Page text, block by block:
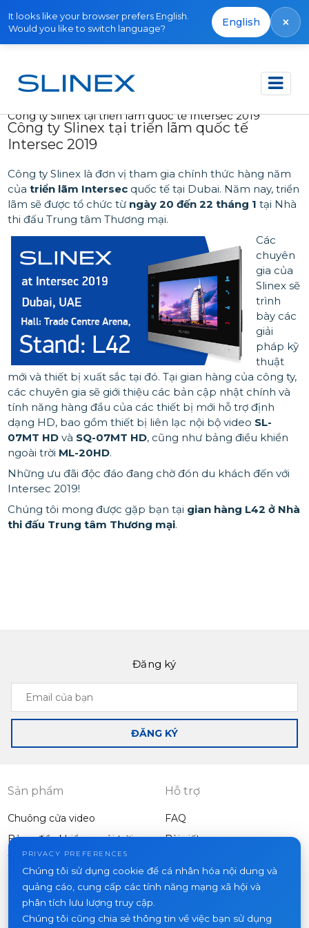
It looks like your browser prefers English.
Would you like to switch language?
English ×
Trang chủ Tin tức
Công ty Slinex tại triển lãm quốc tế Intersec 2019
Công ty Slinex tại triển lãm quốc tế
Intersec 2019
Công ty Slinex là đơn vị tham gia chính thức hàng năm
của triển lãm Intersec quốc tế tại Dubai. Năm nay, triển
lãm sẽ được tổ chức từ ngày 20 đến 22 tháng 1 tại Nhà
thi đấu Trung tâm Thương mại.
Các
chuyên
gia của
Slinex sẽ
trình
bày các
giải
pháp kỹ
thuật
mới và thiết bị xuất sắc tại đó. Tại gian hàng của công ty,
các chuyên gia sẽ giới thiệu các bản cập nhật chính và
tính năng hàng đầu của các thiết bị mới hỗ trợ định
dạng HD, bao gồm thiết bị liên lạc nội bộ video SL-
07MT HD và SQ-07MT HD, cũng như bảng điều khiển
ngoài trời ML-20HD.
Những ưu đãi độc đáo đang chờ đón du khách đến với
Intersec 2019!
Chúng tôi mong được gặp bạn tại gian hàng L42 ở Nhà
thi đấu Trung tâm Thương mại.
Đăng ký
Email
của
bạn
ĐĂNG KÝ
Sản phẩm
Chuông cửa video
Bảng điều khiển ngoài trời
Thiết bị khác
Hỗ trợ
FAQ
Bài viết
Dự án
Tin tức
PRIVACY PREFERENCES
Chúng tôi sử dụng cookie để cá nhân hóa nội dung và
quảng cáo, cung cấp các tính năng mạng xã hội và
phân tích lưu lượng truy cập.
Chúng tôi cũng chia sẻ thông tin về việc bạn sử dụng